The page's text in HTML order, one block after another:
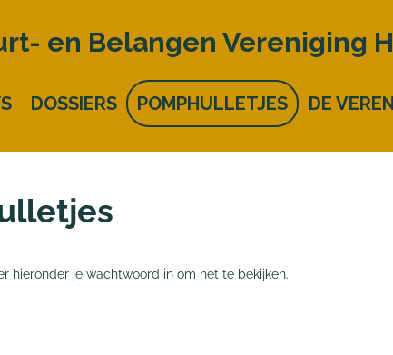
en Belangen Vereniging
DOSSIERS POMPHULLETJES DE
hieronder je wachtwoord in om het te bekijken.